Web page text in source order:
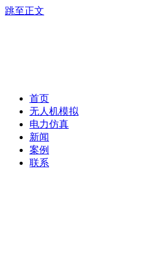
跳至正文
首页
无人机模拟
电力仿真
新闻
案例
联系